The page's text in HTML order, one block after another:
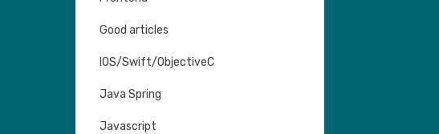
Good articles
IOS/Swift/ObjectiveC
Java Spring
Javascript